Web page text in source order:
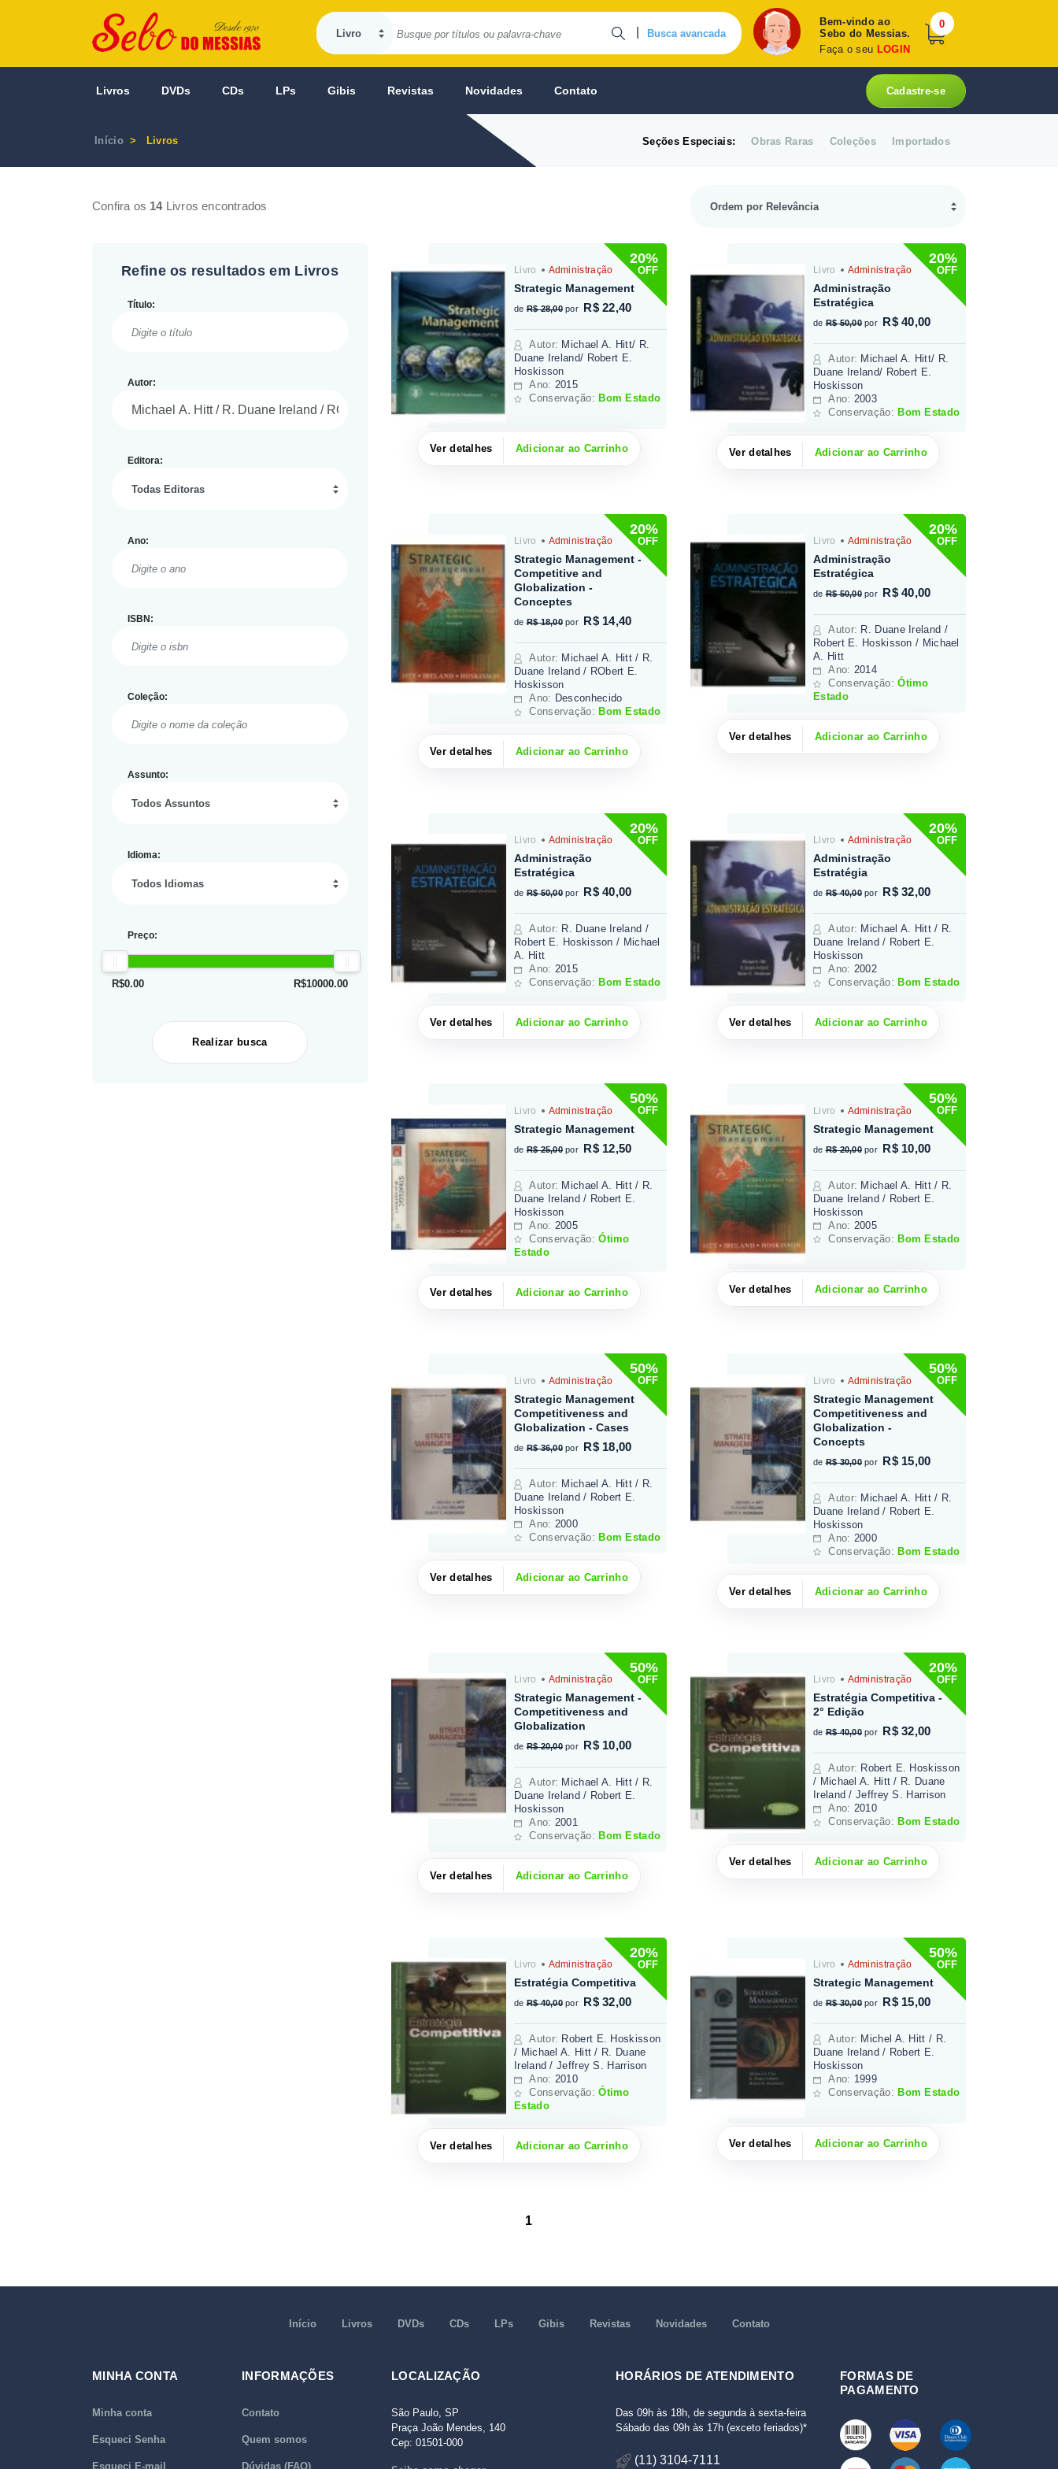
Busca avancada
Bem-vindo ao
Sebo do Messias.
Faça o seu LOGIN
0
Livros DVDs CDs LPs Gibis Revistas Novidades Contato Cadastre-se
Início Livros Seções Especiais: Obras Raras Coleções Importados
Confira os 14Livros encontrados
Refine os resultados em Livros
Título:
Autor:
Editora:
Ano:
ISBN:
Coleção:
Assunto:
Idioma:
Preço:
R$0.00 R$10000.00
20%
OFF
Livro Administração
Strategic Management
de R$ 28,00 por R$ 22,40
Autor: Michael A. Hitt/ R.
Duane Ireland/ Robert E.
Hoskisson
Ano: 2015
Conservação: Bom Estado
Ver detalhes Adicionar ao Carrinho
20%
OFF
Livro Administração
Administração
Estratégica
de R$ 50,00 por R$ 40,00
Autor: Michael A. Hitt/ R.
Duane Ireland/ Robert E.
Hoskisson
Ano: 2003
Conservação: Bom Estado
Ver detalhes Adicionar ao Carrinho
20%
OFF
Livro Administração
Strategic Management -
Competitive and
Globalization -
Conceptes
de R$ 18,00 por R$ 14,40
Autor: Michael A. Hitt / R.
Duane Ireland / RObert E.
Hoskisson
Ano: Desconhecido
Conservação: Bom Estado
Ver detalhes Adicionar ao Carrinho
20%
OFF
Livro Administração
Administração
Estratégica
de R$ 50,00 por R$ 40,00
Autor: R. Duane Ireland /
Robert E. Hoskisson / Michael
A. Hitt
Ano: 2014
Conservação:Ótimo
Estado
Ver detalhes Adicionar ao Carrinho
20%
OFF
Livro Administração
Administração
Estratégica
de R$ 50,00 por R$ 40,00
Autor: R. Duane Ireland /
Robert E. Hoskisson / Michael
A. Hitt
Ano: 2015
Conservação: Bom Estado
Ver detalhes Adicionar ao Carrinho
20%
OFF
Livro Administração
Administração
Estratégia
de R$ 40,00 por R$ 32,00
Autor: Michael A. Hitt / R.
Duane Ireland / Robert E.
Hoskisson
Ano: 2002
Conservação: Bom Estado
Ver detalhes Adicionar ao Carrinho
50%
OFF
Livro Administração
Strategic Management
de R$ 25,00 por R$ 12,50
Autor: Michael A. Hitt / R.
Duane Ireland / Robert E.
Hoskisson
Ano: 2005
Conservação:Ótimo
Estado
Ver detalhes Adicionar ao Carrinho
50%
OFF
Livro Administração
Strategic Management
de R$ 20,00 por R$ 10,00
Autor: Michael A. Hitt / R.
Duane Ireland / Robert E.
Hoskisson
Ano: 2005
Conservação:Bom Estado
Ver detalhes Adicionar ao Carrinho
50%
OFF
Livro Administração
Strategic Management
Competitiveness and
Globalization - Cases
de R$ 36,00 por R$ 18,00
Autor: Michael A. Hitt / R.
Duane Ireland / Robert E.
Hoskisson
Ano: 2000
Conservação:Bom Estado
Ver detalhes Adicionar ao Carrinho
50%
OFF
Livro Administração
Strategic Management
Competitiveness and
Globalization -
Concepts
de R$ 30,00 por R$ 15,00
Autor: Michael A. Hitt / R.
Duane Ireland / Robert E.
Hoskisson
Ano: 2000
Conservação:Bom Estado
Ver detalhes Adicionar ao Carrinho
50%
OFF
Livro Administração
Strategic Management -
Competitiveness and
Globalization
de R$ 20,00 por R$ 10,00
Autor: Michael A. Hitt / R.
Duane Ireland / Robert E.
Hoskisson
Ano: 2001
Conservação: Bom Estado
Ver detalhes Adicionar ao Carrinho
20%
OFF
Livro Administração
Estratégia Competitiva -
2° Edição
de R$ 40,00 por R$ 32,00
Autor: Robert E. Hoskisson
/ Michael A. Hitt / R. Duane
Ireland / Jeffrey S. Harrison
Ano: 2010
Conservação: Bom Estado
Ver detalhes Adicionar ao Carrinho
20%
OFF
Livro Administração
Estratégia Competitiva
de R$ 40,00 por R$ 32,00
Autor: Robert E. Hoskisson
/ Michael A. Hitt / R. Duane
Ireland / Jeffrey S. Harrison
Ano: 2010
Conservação:Ótimo
Estado
Ver detalhes Adicionar ao Carrinho
50%
OFF
Livro Administração
Strategic Management
de R$ 30,00 por R$ 15,00
Autor: Michel A. Hitt / R.
Duane Ireland / Robert E.
Hoskisson
Ano: 1999
Conservação: Bom Estado
Ver detalhes Adicionar ao Carrinho
1
Início Livros DVDs CDs LPs Gibis Revistas Novidades Contato
MINHA CONTA
Minha conta
Esqueci Senha
Esqueci E-mail
INFORMAÇÕES
Contato
Quem somos
Dúvidas (FAQ)
LOCALIZAÇÃO
São Paulo, SP
Praça João Mendes, 140
Cep: 01501-000
HORÁRIOS DE ATENDIMENTO
Das 09h às 18h, de segunda à sexta-feira
Sábado das 09h às 17h (exceto feriados)*
(11) 3104-7111
FORMAS DE
PAGAMENTO